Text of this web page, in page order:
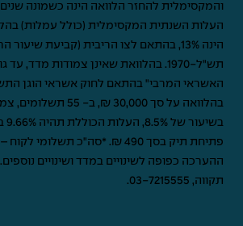
העלות השנתית המקסימלית (כולל עמלות)
הינה 13%, בהתאם לצו הריבית (קביעת
תש"ל-1970. בהלוואת שאינן צמודות מדד,
בהלוואה על סך 30,000 ₪,
תקווה, 03-7215555
.